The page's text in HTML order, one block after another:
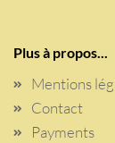
Plus à propos...
Mentions
Contact
Payments